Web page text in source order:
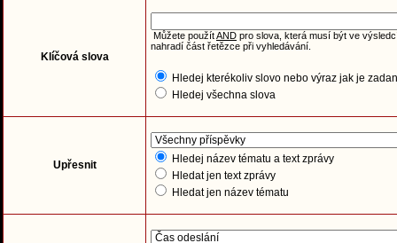
Klíčová slova
Můžete použítAND pro slova, která musí být ve
nahradí část řetězce při vyhledávání.
Hledej kterékoliv slovo nebo výraz jak je
Hledej všechna slova
Upřesnit
Hledej název tématu a text zprávy
Hledat jen text zprávy
Hledat jen název tématu